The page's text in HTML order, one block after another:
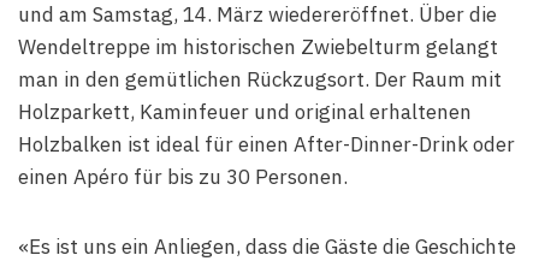
und am Samstag, 14. März wiedereröffnet. Über die
Wendeltreppe im historischen Zwiebelturm gelangt
man in den gemütlichen Rückzugsort. Der Raum mit
Holzparkett, Kaminfeuer und original erhaltenen
Holzbalken ist ideal für einen After-Dinner-Drink oder
einen Apéro für bis zu 30 Personen.
«Es ist uns ein Anliegen, dass die Gäste die Geschichte